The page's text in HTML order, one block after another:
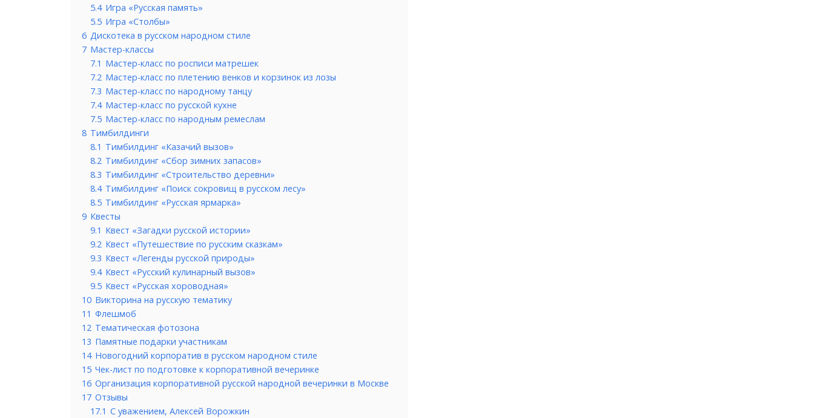
5.4 Игра «Русская память»
5.5 Игра «Столбы»
6 Дискотека в русском народном стиле
7 Мастер-классы
7.1 Мастер-класс по росписи матрешек
7.2 Мастер-класс по плетению венков и корзинок из лозы
7.3 Мастер-класс по народному танцу
7.4 Мастер-класс по русской кухне
7.5 Мастер-класс по народным ремеслам
8 Тимбилдинги
8.1 Тимбилдинг «Казачий вызов»
8.2 Тимбилдинг «Сбор зимних запасов»
8.3 Тимбилдинг «Строительство деревни»
8.4 Тимбилдинг «Поиск сокровищ в русском лесу»
8.5 Тимбилдинг «Русская ярмарка»
9 Квесты
9.1 Квест «Загадки русской истории»
9.2 Квест «Путешествие по русским сказкам»
9.3 Квест «Легенды русской природы»
9.4 Квест «Русский кулинарный вызов»
9.5 Квест «Русская хороводная»
10 Викторина на русскую тематику
11 Флешмоб
12 Тематическая фотозона
13 Памятные подарки участникам
14 Новогодний корпоратив в русском народном стиле
15 Чек-лист по подготовке к корпоративной вечеринке
16 Организация корпоративной русской народной вечеринки в Москве
17 Отзывы
17.1 С уважением, Алексей Ворожкин